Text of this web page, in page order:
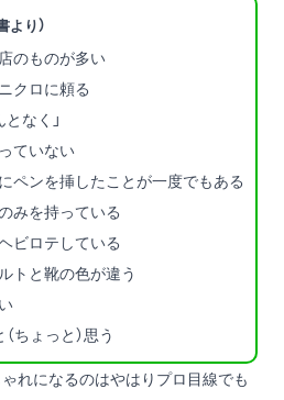
より）
のものが多い
クロに頼る
なく」
ていない
ペンを挿したことが一度でもある
みを持っている
ビロテしている
トと靴の色が違う
ちょっと）思う
れになるのはやはりプロ目線でも